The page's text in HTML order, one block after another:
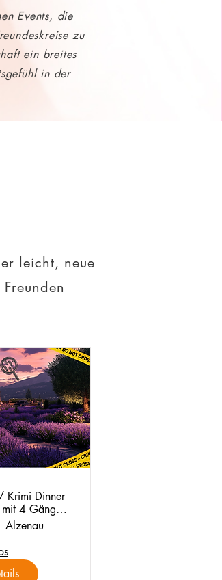
Events, die
zu
ein breites
in der
leicht, neue
Krimi Dinner
4 Gänge
Alzenau